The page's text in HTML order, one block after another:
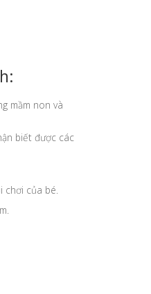
mầm non và
biết được các
chơi của bé.